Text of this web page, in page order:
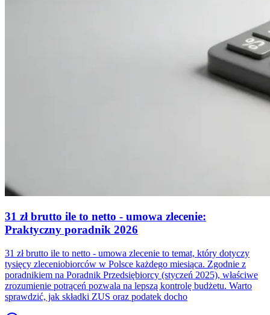
31 zł brutto ile to netto - umowa zlecenie:
Praktyczny poradnik 2026
31 zł brutto ile to netto - umowa zlecenie to temat, który dotyczy
tysięcy zleceniobiorców w Polsce każdego miesiąca. Zgodnie z
poradnikiem na Poradnik Przedsiębiorcy (styczeń 2025), właściwe
zrozumienie potrąceń pozwala na lepszą kontrolę budżetu. Warto
sprawdzić, jak składki ZUS oraz podatek docho